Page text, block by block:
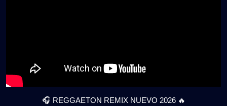
🎧 REGGAETON REMIX NUEVO 2026 🔥